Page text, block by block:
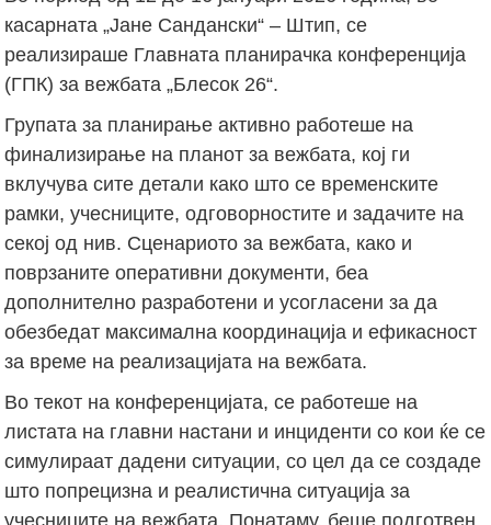
касарната „Јане Сандански“ – Штип, се
реализираше Главната планирачка конференција
(ГПК) за вежбата „Блесок 26“.
Групата за планирање активно работеше на
финализирање на планот за вежбата, кој ги
вклучува сите детали како што се временските
рамки, учесниците, одговорностите и задачите на
секој од нив. Сценариото за вежбата, како и
поврзаните оперативни документи, беа
дополнително разработени и усогласени за да
обезбедат максимална координација и ефикасност
за време на реализацијата на вежбата.
Во текот на конференцијата, се работеше на
листата на главни настани и инциденти со кои ќе се
симулираат дадени ситуации, со цел да се создаде
што попрецизна и реалистична ситуација за
учесниците на вежбата. Понатаму, беше подготвен